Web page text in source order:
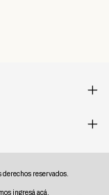
derechos reservados.
ingresá acá.